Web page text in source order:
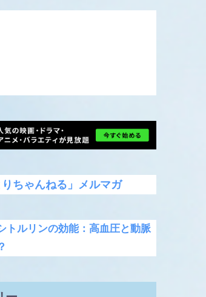
りちゃんねる」メルマガ
トルリンの効能：高血圧と動脈